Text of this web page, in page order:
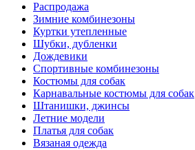
Распродажа
Зимние комбинезоны
Куртки утепленные
Шубки, дубленки
Дождевики
Спортивные комбинезоны
Костюмы для собак
Карнавальные костюмы для собак
Штанишки, джинсы
Летние модели
Платья для собак
Вязаная одежда